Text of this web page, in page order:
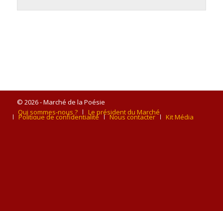
© 2026 - Marché de la Poésie
Qui sommes-nous ?
Le président du Marché
Politique de confidentialité Nous contacter Kit Média